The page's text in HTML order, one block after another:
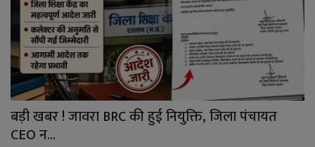
बड़ी खबर ! जावरा BRC की हुई नियुक्ति, जिला पंचायत
CEO न...